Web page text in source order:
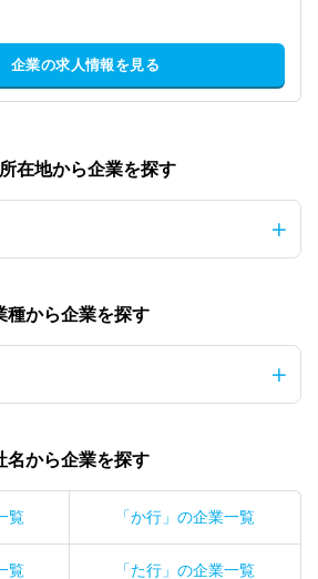
企業の求人情報を見る
在地から企業を探す
種から企業を探す
名から企業を探す
覧 「か行」の企業一覧
覧 「た行」の企業一覧